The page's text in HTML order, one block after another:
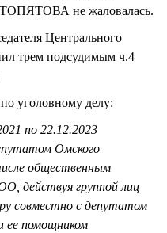
не жаловалась.
Центрального
трем подсудимым ч.4
уголовному делу:
по 22.12.2023
Омского
общественным
действуя группой лиц
совместно с депутатом
помощником